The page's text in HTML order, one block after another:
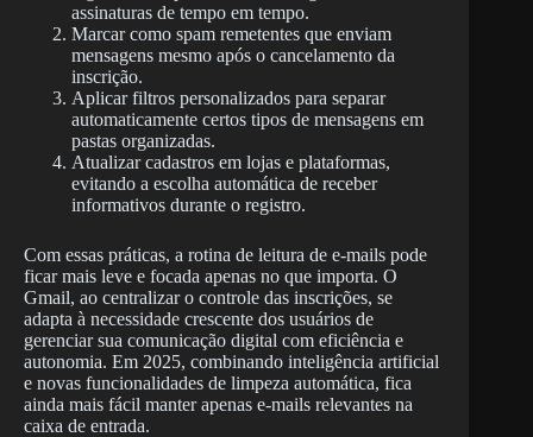
assinaturas de tempo em tempo.
Marcar como spam remetentes que enviam
mensagens mesmo após o cancelamento da
inscrição.
Aplicar filtros personalizados para separar
automaticamente certos tipos de mensagens em
pastas organizadas.
Atualizar cadastros em lojas e plataformas,
evitando a escolha automática de receber
informativos durante o registro.
Com essas práticas, a rotina de leitura de e-mails pode
ficar mais leve e focada apenas no que importa. O
Gmail, ao centralizar o controle das inscrições, se
adapta à necessidade crescente dos usuários de
gerenciar sua comunicação digital com eficiência e
autonomia. Em 2025, combinando inteligência artificial
e novas funcionalidades de limpeza automática, fica
ainda mais fácil manter apenas e-mails relevantes na
caixa de entrada.